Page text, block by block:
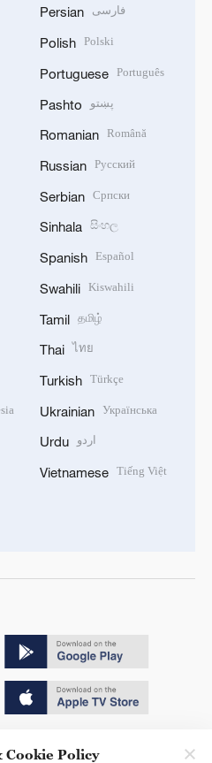
Persian فارسی
Polish Polski
Portuguese Português
Pashto پښتو
Romanian Română
Russian Русский
Serbian Српски
Sinhala සිංහල
Spanish Español
Swahili Kiswahili
Tamil தமிழ்
Thai ไทย
Turkish Türkçe
Ukrainian Українська
Urdu اردو
Vietnamese Tiếng Việt
Cookie Policy